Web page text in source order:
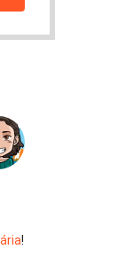
!